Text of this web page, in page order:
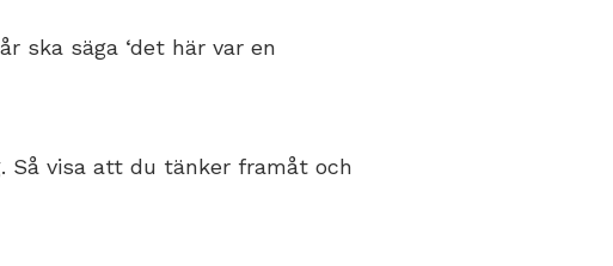
ska säga ‘det här var en
Så visa att du tänker framåt och